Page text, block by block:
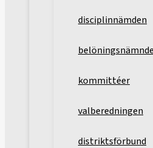
disciplinnämden
kommittéer
valberedningen
distriktsförbund